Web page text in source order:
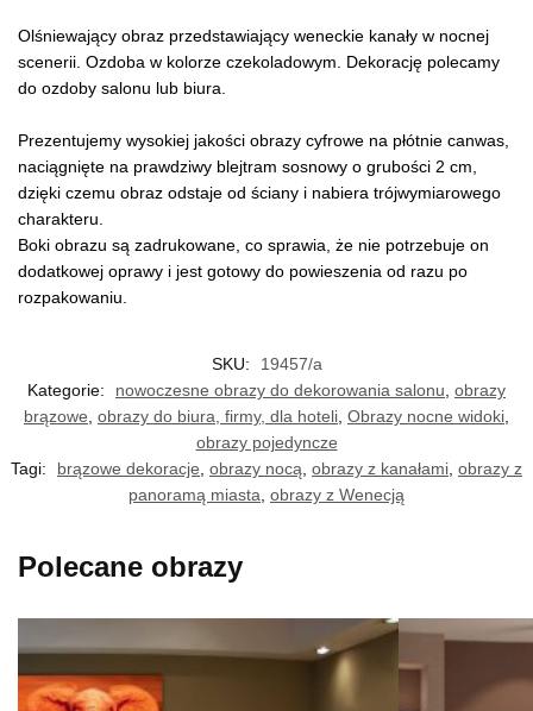
Olśniewający obraz przedstawiający weneckie kanały w nocnej
scenerii. Ozdoba w kolorze czekoladowym. Dekorację polecamy
do ozdoby salonu lub biura.
Prezentujemy wysokiej jakości obrazy cyfrowe na płótnie canwas,
naciągnięte na prawdziwy blejtram sosnowy o grubości 2 cm,
dzięki czemu obraz odstaje od ściany i nabiera trójwymiarowego
charakteru.
Boki obrazu są zadrukowane, co sprawia, że nie potrzebuje on
dodatkowej oprawy i jest gotowy do powieszenia od razu po
rozpakowaniu.
SKU:
19457/a
Kategorie:
nowoczesne obrazy do dekorowania salonu obrazy
brązowe obrazy do biura, firmy, dla hoteli Obrazy nocne widoki
obrazy pojedyncze
Tagi:
brązowe dekoracje obrazy nocą obrazy z kanałami obrazy z
panoramą miasta obrazy z Wenecją
Polecane obrazy